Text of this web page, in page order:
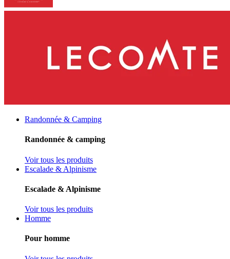
Randonnée & Camping
Randonnée & camping
Voir tous les produits
Escalade & Alpinisme
Escalade & Alpinisme
Voir tous les produits
Homme
Pour homme